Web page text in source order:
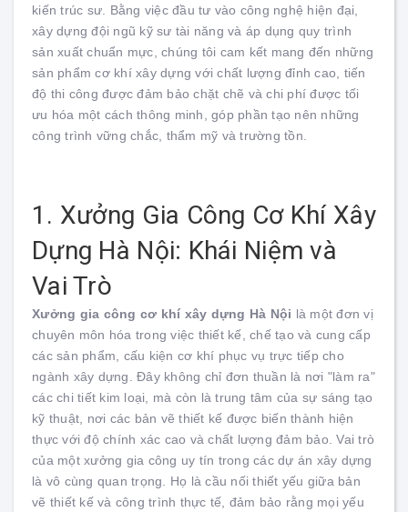
kiến trúc sư. Bằng việc đầu tư vào công nghệ hiện đại,
xây dựng đội ngũ kỹ sư tài năng và áp dụng quy trình
sản xuất chuẩn mực, chúng tôi cam kết mang đến những
sản phẩm cơ khí xây dựng với chất lượng đỉnh cao, tiến
độ thi công được đảm bảo chặt chẽ và chi phí được tối
ưu hóa một cách thông minh, góp phần tạo nên những
công trình vững chắc, thẩm mỹ và trường tồn.
1. Xưởng Gia Công Cơ Khí Xây
Dựng Hà Nội: Khái Niệm và
Vai Trò
Xưởng gia công cơ khí xây dựng Hà Nội là một đơn vị
chuyên môn hóa trong việc thiết kế, chế tạo và cung cấp
các sản phẩm, cấu kiện cơ khí phục vụ trực tiếp cho
ngành xây dựng. Đây không chỉ đơn thuần là nơi "làm ra"
các chi tiết kim loại, mà còn là trung tâm của sự sáng tạo
kỹ thuật, nơi các bản vẽ thiết kế được biến thành hiện
thực với độ chính xác cao và chất lượng đảm bảo. Vai trò
của một xưởng gia công uy tín trong các dự án xây dựng
là vô cùng quan trọng. Họ là cầu nối thiết yếu giữa bản
vẽ thiết kế và công trình thực tế, đảm bảo rằng mọi yếu